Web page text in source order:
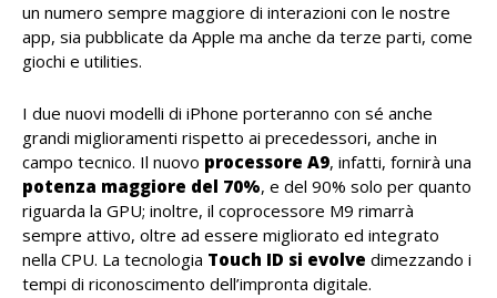
un numero sempre maggiore di interazioni con le nostre
app, sia pubblicate da Apple ma anche da terze parti, come
giochi e utilities.
I due nuovi modelli di iPhone porteranno con sé anche
grandi miglioramenti rispetto ai precedessori, anche in
campo tecnico. Il nuovo processore A9, infatti, fornirà una
potenza maggiore del 70%, e del 90% solo per quanto
riguarda la GPU; inoltre, il coprocessore M9 rimarrà
sempre attivo, oltre ad essere migliorato ed integrato
nella CPU. La tecnologia Touch ID si evolve dimezzando i
tempi di riconoscimento dell’impronta digitale.